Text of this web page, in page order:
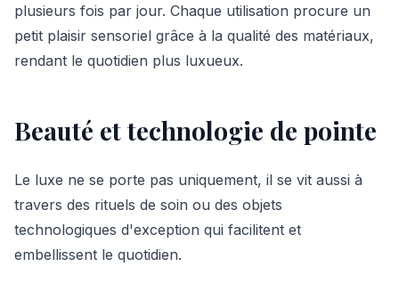
plusieurs fois par jour. Chaque utilisation procure un
petit plaisir sensoriel grâce à la qualité des matériaux,
rendant le quotidien plus luxueux.
Beauté et technologie de pointe
Le luxe ne se porte pas uniquement, il se vit aussi à
travers des rituels de soin ou des objets
technologiques d'exception qui facilitent et
embellissent le quotidien.